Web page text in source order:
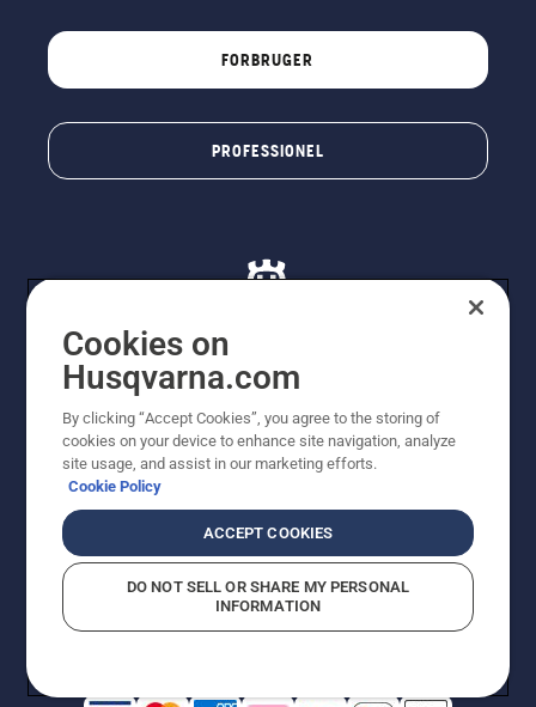
FORBRUGER
PROFESSIONEL
viste priser er vejledende udsalgspriser. Der tages
forbehold for stave- og trykfejl samt prisændringer. Vi
stræber efter at have så nøjagtige oplysningerne på
dette websted som muligt. Alle anførte priser er
vejledende udsalgspriser (inkl. moms), medmindre
CookiepolitikAnvendelsesvilkår
Bekendtgørelse vedr. beskyttelse af personlige oplysninger
Rapporter formodede overtrædelser
Cookies on
Husqvarna.com
By clicking “Accept Cookies”, you agree to the storing of
cookies on your device to enhance site navigation, analyze
site usage, and assist in our marketing efforts.
Cookie Policy
ACCEPT COOKIES
DO NOT SELL OR SHARE MY PERSONAL
INFORMATION